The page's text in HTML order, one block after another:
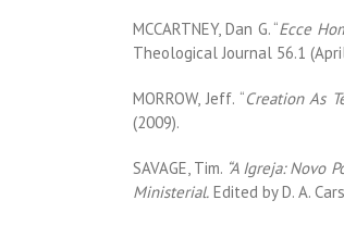
MCCARTNEY, Dan G. “Ecce
Theological Journal 56.1
MORROW, Jeff. “Creation As
(2009).
SAVAGE, Tim. “A Igreja: Novo
Ministerial. Edited by D. A.